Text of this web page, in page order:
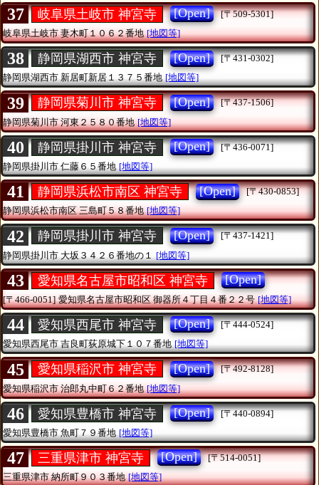
37 岐阜県土岐市 神宮寺 [Open]
[〒509-5301]
岐阜県土岐市妻木町１０６２番地 [地図等]
38 静岡県湖西市 神宮寺 [Open]
[〒431-0302]
静岡県湖西市新居町新居１３７５番地 [地図等]
39 静岡県菊川市 神宮寺 [Open]
[〒437-1506]
静岡県菊川市河東２５８０番地 [地図等]
40 静岡県掛川市 神宮寺 [Open]
[〒436-0071]
静岡県掛川市仁藤６５番地 [地図等]
41 静岡県浜松市南区 神宮寺 [Open]
[〒430-0853]
静岡県浜松市南区三島町５８番地 [地図等]
42 静岡県掛川市 神宮寺 [Open]
[〒437-1421]
静岡県掛川市 大坂３４２６番地の１ [地図等]
43 愛知県名古屋市昭和区 神宮寺 [Open]
[〒466-0051] 愛知県名古屋市昭和区御器所４丁目４番２２号 [地図等]
44 愛知県西尾市 神宮寺 [Open]
[〒444-0524]
愛知県西尾市吉良町荻原城下１０７番地 [地図等]
45 愛知県稲沢市 神宮寺 [Open]
[〒492-8128]
愛知県稲沢市治郎丸中町６２番地 [地図等]
46 愛知県豊橋市 神宮寺 [Open]
[〒440-0894]
愛知県豊橋市魚町７９番地 [地図等]
47 三重県津市 神宮寺 [Open]
[〒514-0051]
三重県津市納所町９０３番地 [地図等]